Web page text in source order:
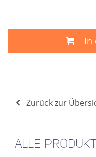
In
Zurück zur
ALLE